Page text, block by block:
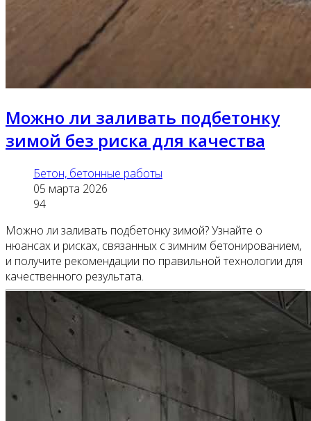
Можно ли заливать подбетонку
зимой без риска для качества
Бетон, бетонные работы
05 марта 2026
94
Можно ли заливать подбетонку зимой? Узнайте о
нюансах и рисках, связанных с зимним бетонированием,
и получите рекомендации по правильной технологии для
качественного результата.